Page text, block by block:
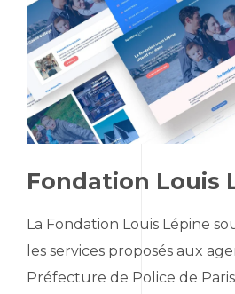
Fondation Louis
La Fondation Louis Lépine
les services proposés aux
Préfecture de Police de